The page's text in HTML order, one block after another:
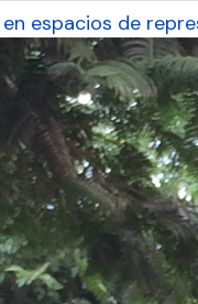
en espacios de